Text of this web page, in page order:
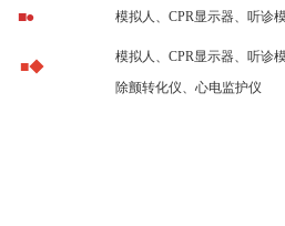
■● 模拟人、 CPR显示器、听诊
■◆
模拟人、 CPR显示器、听诊
除颤转化仪、心电监护仪